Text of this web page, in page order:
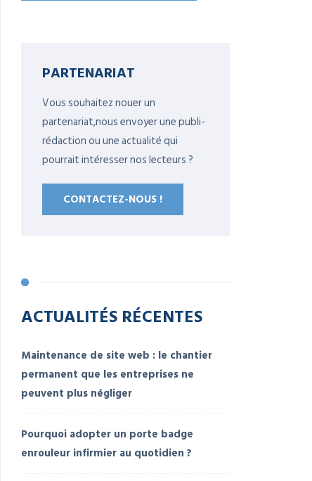
PARTENARIAT
Vous souhaitez nouer un
partenariat,nous envoyer une publi-
rédaction ou une actualité qui
pourrait intéresser nos lecteurs ?
CONTACTEZ-NOUS !
ACTUALITÉS RÉCENTES
Maintenance de site web : le chantier
permanent que les entreprises ne
peuvent plus négliger
Pourquoi adopter un porte badge
enrouleur infirmier au quotidien ?